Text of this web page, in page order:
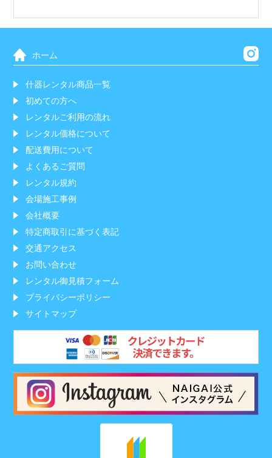
ホーム
什器レンタル商品一覧
初めての方へ
レンタルご利用の流れ
レンタル価格について
配送費用について
よくあるご質問
レンタル規約
会場施工事例
会社概要
特定商取引に基づく表記
交通アクセス
お問い合わせ
レンタル御見積フォーム
プライバシーポリシー
サイトマップ